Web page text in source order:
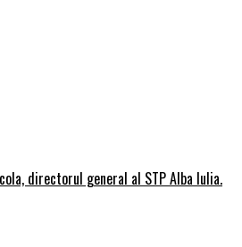
directorul general al STP Alba Iulia.